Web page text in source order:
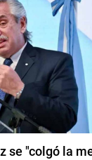
se "colgó la